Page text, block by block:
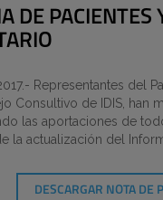
DE
Representantes del
Consultivo de IDIS, han
las aportaciones de
la actualización del
DESCARGAR NOTA DE